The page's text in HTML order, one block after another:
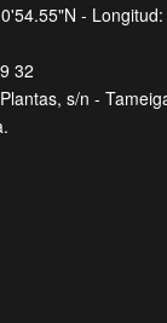
- Longitud:
32
s/n -